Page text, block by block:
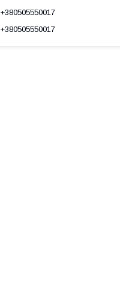
+380505550017
+380505550017